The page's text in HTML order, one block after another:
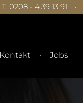
Kontakt Jobs
T. 0208 - 4 39 13 91 •